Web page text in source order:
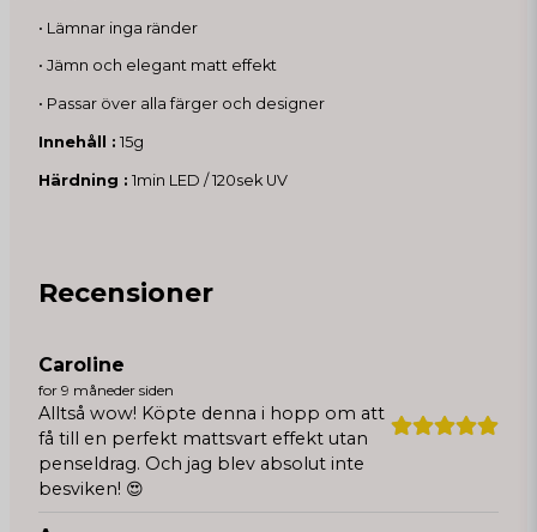
• Lämnar inga ränder
• Jämn och elegant matt effekt
• Passar över alla färger och designer
Innehåll : 15g
Härdning : 1min LED / 120sek UV
Recensioner
Caroline
for 9 måneder siden
Alltså wow! Köpte denna i hopp om att
få till en perfekt mattsvart effekt utan
penseldrag. Och jag blev absolut inte
besviken! 😍